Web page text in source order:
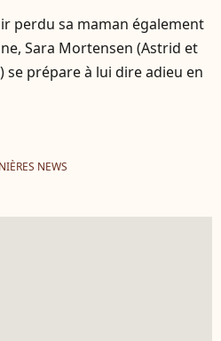
perdu sa maman également
Sara Mortensen (Astrid et
se prépare à lui dire adieu en
NEWS